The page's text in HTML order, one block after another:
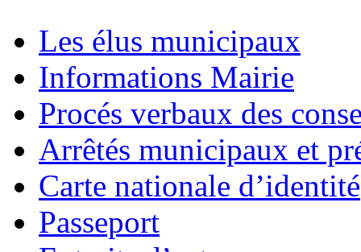
Les élus municipaux
Informations Mairie
Procés verbaux des
Arrêtés municipaux et
Carte nationale d’identité
Passeport